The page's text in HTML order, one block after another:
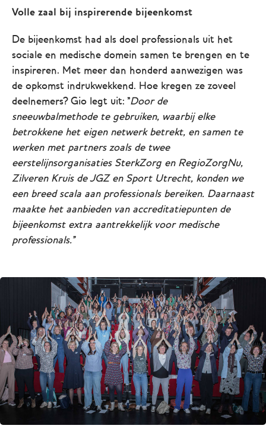
Volle zaal bij inspirerende bijeenkomst
De bijeenkomst had als doel professionals uit het
sociale en medische domein samen te brengen en te
inspireren. Met meer dan honderd aanwezigen was
de opkomst indrukwekkend. Hoe kregen ze zoveel
deelnemers? Gio legt uit: ''Door de
sneeuwbalmethode te gebruiken, waarbij elke
betrokkene het eigen netwerk betrekt, en samen te
werken met partners zoals de twee
eerstelijnsorganisaties SterkZorg en RegioZorgNu,
Zilveren Kruis de JGZ en Sport Utrecht, konden we
een breed scala aan professionals bereiken. Daarnaast
maakte het aanbieden van accreditatiepunten de
bijeenkomst extra aantrekkelijk voor medische
professionals.''